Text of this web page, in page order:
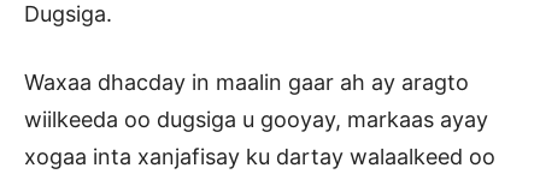
Dugsiga.
Waxaa dhacday in maalin gaar ah ay aragto
wiilkeeda oo dugsiga u gooyay, markaas ayay
xogaa inta xanjafisay ku dartay walaalkeed oo